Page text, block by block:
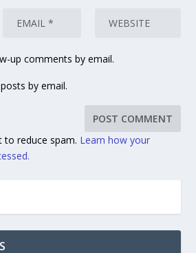
up comments by email.
by email.
to reduce spam. Learn how your